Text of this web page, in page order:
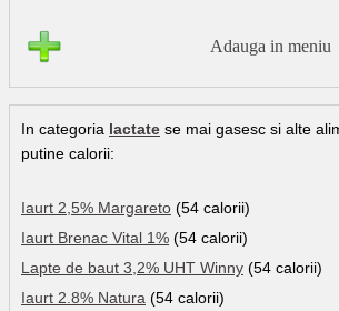
Adauga in meniu
In categoria lactate se mai gasesc si alte
putine calorii:
Iaurt 2,5% Margareto (54 calorii)
Iaurt Brenac Vital 1% (54 calorii)
Lapte de baut 3,2% UHT Winny (54 calorii)
Iaurt 2.8% Natura (54 calorii)